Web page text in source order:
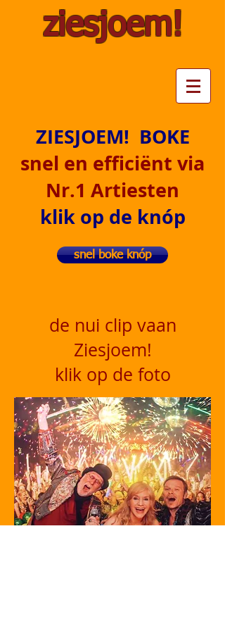
ziesjoem!
ZIESJOEM! BOKE
snel en efficiënt via
Nr.1 Artiesten
klik op de knóp
snel boke knóp
de nui clip vaan
Ziesjoem!
klik op de foto